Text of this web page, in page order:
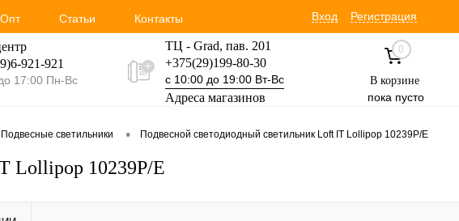
Опт Статьи Контакты Вход Регистрация
921-921
17:00 Пн-Вс
ТЦ - Grad, пав. 201
+375(29)199-80-30
с 10:00 до 19:00 Вт-Вс
Адреса магазинов
+375(29)354-30-60
0
В корзине
пока пусто
Подвесные светильники • Подвесной светодиодный светильник Loft IT Lollipop 10239P/E
Lollipop 10239P/E